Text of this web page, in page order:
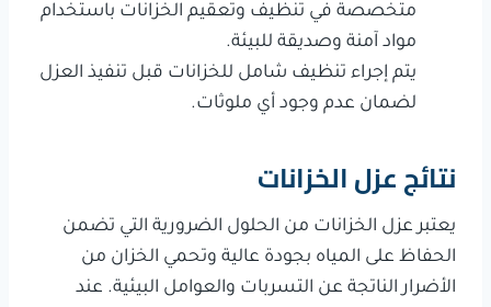
متخصصة في تنظيف وتعقيم الخزانات باستخدام
مواد آمنة وصديقة للبيئة.
يتم إجراء تنظيف شامل للخزانات قبل تنفيذ العزل
لضمان عدم وجود أي ملوثات.
نتائج عزل الخزانات
يعتبر عزل الخزانات من الحلول الضرورية التي تضمن
الحفاظ على المياه بجودة عالية وتحمي الخزان من
الأضرار الناتجة عن التسربات والعوامل البيئية. عند